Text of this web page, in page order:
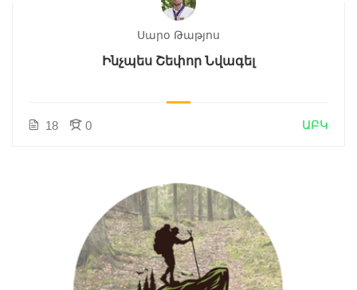
Սարօ Թաթյոս
Ինչպես Շեփոր Նվագել
18 0 ԱԲԿ